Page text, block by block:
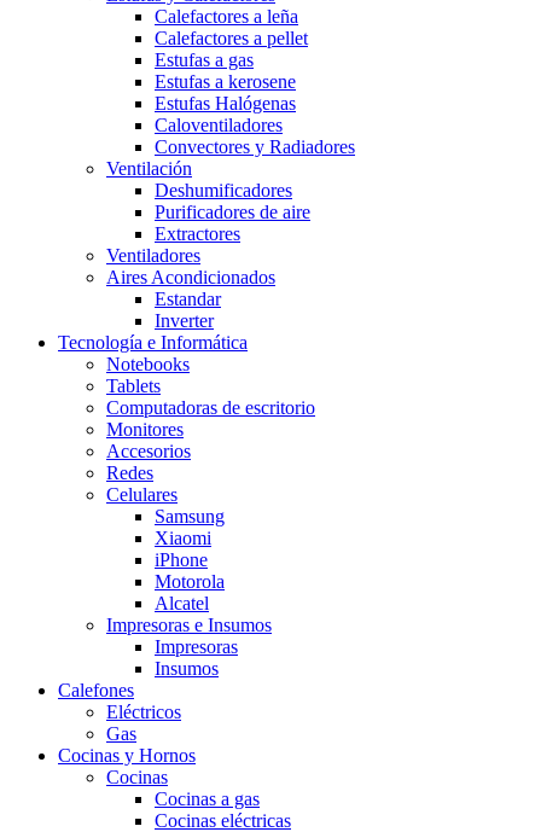
Calefactores a leña
Calefactores a pellet
Estufas a gas
Estufas a kerosene
Estufas Halógenas
Caloventiladores
Convectores y Radiadores
Ventilación
Deshumificadores
Purificadores de aire
Extractores
Ventiladores
Aires Acondicionados
Estandar
Inverter
Tecnología e Informática
Notebooks
Tablets
Computadoras de escritorio
Monitores
Accesorios
Redes
Celulares
Samsung
Xiaomi
iPhone
Motorola
Alcatel
Impresoras e Insumos
Impresoras
Insumos
Calefones
Eléctricos
Gas
Cocinas y Hornos
Cocinas
Cocinas a gas
Cocinas eléctricas